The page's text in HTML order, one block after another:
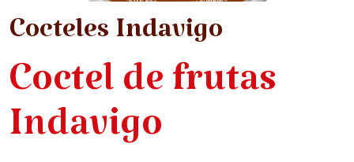
Cocteles Indavigo
Coctel de frutas
Indavigo